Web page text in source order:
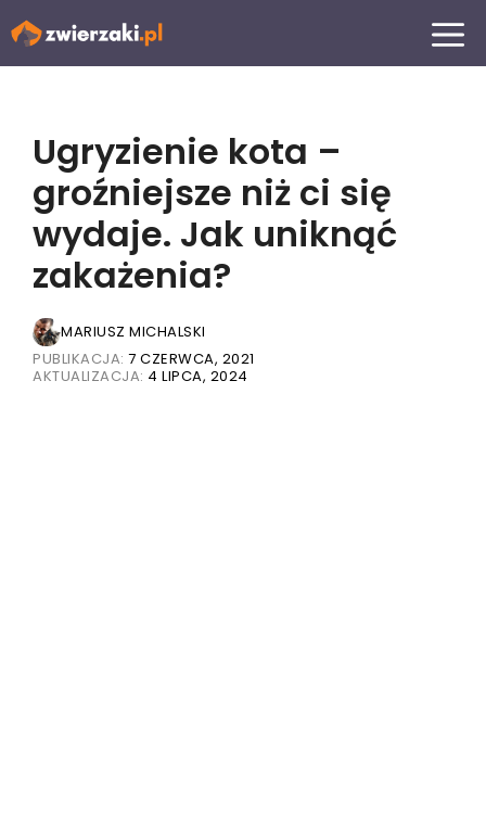
Przejdź
MENU
Ugryzienie kota –
groźniejsze niż ci się
wydaje. Jak uniknąć
zakażenia?
MARIUSZ MICHALSKI
PUBLIKACJA: 7 CZERWCA, 2021
AKTUALIZACJA: 4 LIPCA, 2024